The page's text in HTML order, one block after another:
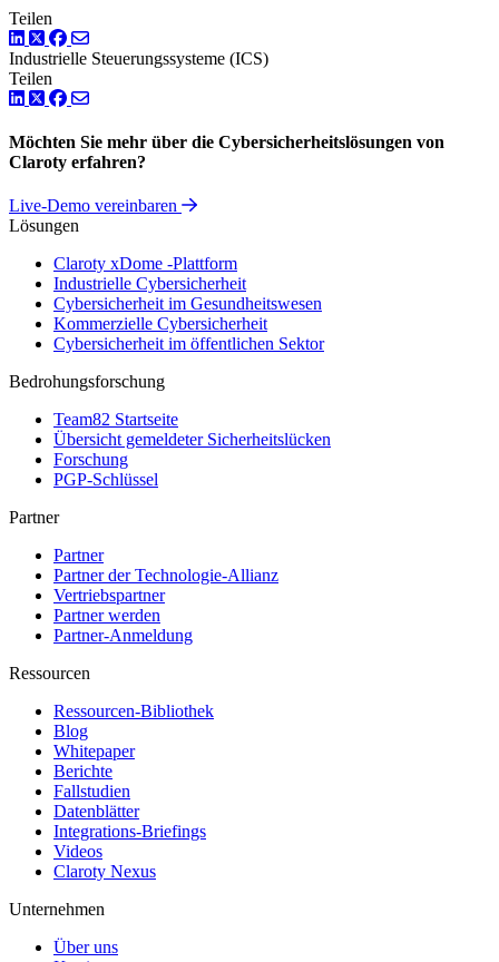
Teilen
LinkedIn
TwitterFacebook
Industrielle Steuerungssysteme (ICS)
Teilen
LinkedIn
TwitterFacebook
Möchten Sie mehr über die Cybersicherheitslösungen von
Claroty erfahren?
Live-Demo vereinbaren
Lösungen
Claroty xDome -Plattform
Industrielle Cybersicherheit
Cybersicherheit im Gesundheitswesen
Kommerzielle Cybersicherheit
Cybersicherheit im öffentlichen Sektor
Bedrohungsforschung
Team82 Startseite
Übersicht gemeldeter Sicherheitslücken
Forschung
PGP-Schlüssel
Partner
Partner
Partner der Technologie-Allianz
Vertriebspartner
Partner werden
Partner-Anmeldung
Ressourcen
Ressourcen-Bibliothek
Blog
Whitepaper
Berichte
Fallstudien
Datenblätter
Integrations-Briefings
Videos
Claroty Nexus
Unternehmen
Über uns